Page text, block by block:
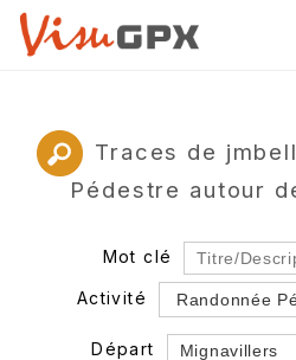
Traces de
Pédestre autour
Mot clé
Activité
Départ